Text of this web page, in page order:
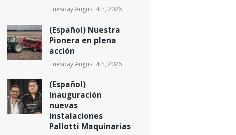
Tuesday August 4th, 2026
(Español) Nuestra
Pionera en plena
acción
Tuesday August 4th, 2026
(Español)
Inauguración
nuevas
instalaciones
Pallotti Maquinarias